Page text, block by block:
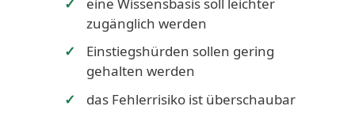
zugänglich werden
Einstiegshürden sollen gering
gehalten werden
das Fehlerrisiko ist überschaubar